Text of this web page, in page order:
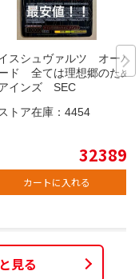
スシュヴァルツ オーバ
ド 全ては理想郷のため
インズ SEC
トア在庫： 4454
32389
カートに入れる
見る